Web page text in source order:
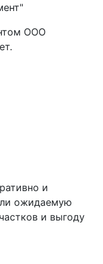
ООО
и
ожидаемую
и выгоду